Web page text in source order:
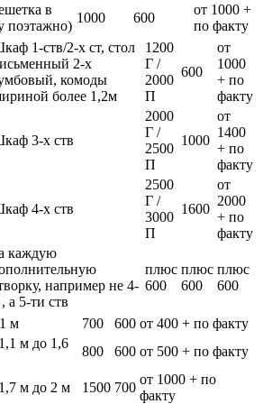
в
поэтажно)
1000 600
от 1000 +
по факту
1-ств/2-х ст, стол
2-х
комоды
более 1,2м
1200
Г /
2000
П
600
от
1000
+ по
факту
3-х ств
2000
Г /
2500
П
1000
от
1400
+ по
факту
4-х ств
2500
Г /
3000
П
1600
от
2000
+ по
факту
каждую
например не 4-
а 5-ти ств
плюс
600
плюс
600
плюс
600
м 700 600 от 400 + по факту
м до 1,6
800 600 от 500 + по факту
м до 2 м 1500 700
от 1000 + по
факту